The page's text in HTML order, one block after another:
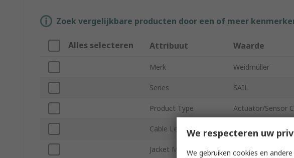
Zoek vergelijkbare producten door een of meer
Alles selecteren Attribuut Waarde
Merk Weidmüller
Series SAIL
Product Type Actuator/Sensor
Cable Length 5m
Jacket Material Polyurethane
We respecteren uw
We gebruiken cookies en